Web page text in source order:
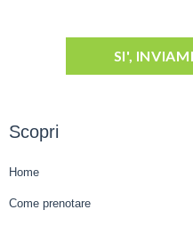
SI',
Scopri
Home
Come prenotare